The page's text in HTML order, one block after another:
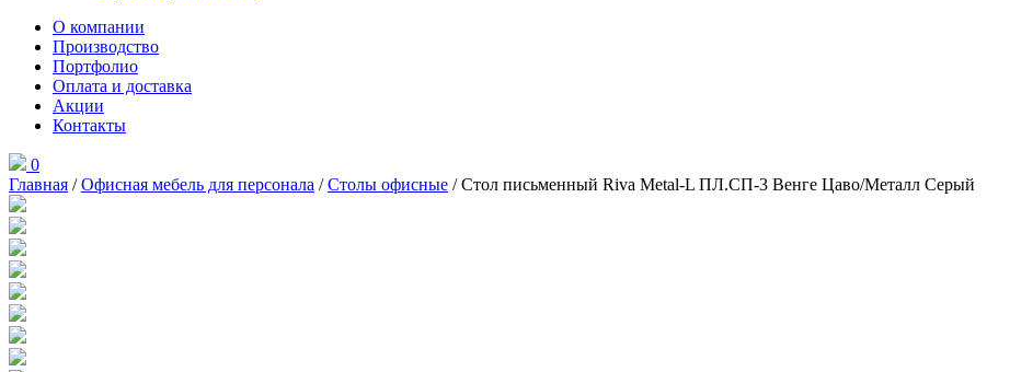
О компании
Производство
Портфолио
Оплата и доставка
Акции
Контакты
0
Главная /Офисная мебель для персонала /Столы офисные / Стол письменный Riva Metal-L ПЛ.СП-3 Венге Цаво/Металл Серый